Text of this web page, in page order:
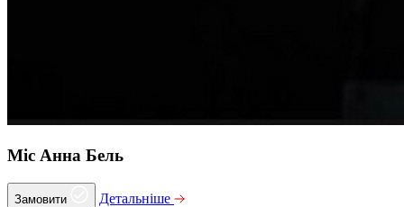
Міс Анна Бель
Замовити
Детальніше